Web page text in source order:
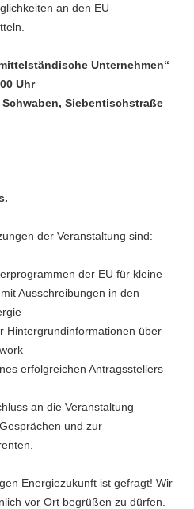
an den EU
Unternehmen“
Uhr
Siebentischstraße
der Veranstaltung sind:
der EU für kleine
Ausschreibungen in den
Hintergrundinformationen über
erfolgreichen Antragsstellers
an die Veranstaltung
und zur
Energiezukunft ist gefragt! Wir
vor Ort begrüßen zu dürfen.